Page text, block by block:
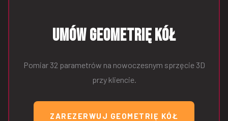
Umów geometrię kół
Pomiar 32 parametrów na nowoczesnym sprzęcie 3D
przy kliencie.
ZAREZERWUJ GEOMETRIĘ KÓŁ